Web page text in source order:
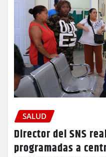
SALUD
Director del SNS
programadas a